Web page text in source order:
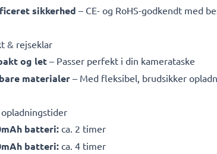
sikkerhed – CE- og RoHS-godkendt med
& rejseklar
og let – Passer perfekt i din kamerataske
materialer– Med fleksibel, brudsikker
batteri: ca. 2 timer
batteri: ca. 4 timer